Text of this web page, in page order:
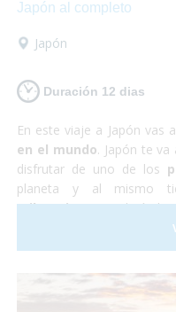
Japón al completo
Japón
Duración 12 dias
En este viaje a Japón vas
en el mundo. Japón te
disfrutar de uno de los
planeta y al mismo
milenariaque todavía
Japón todo funciona a
relativamente pequeño
otras grandes ciudades